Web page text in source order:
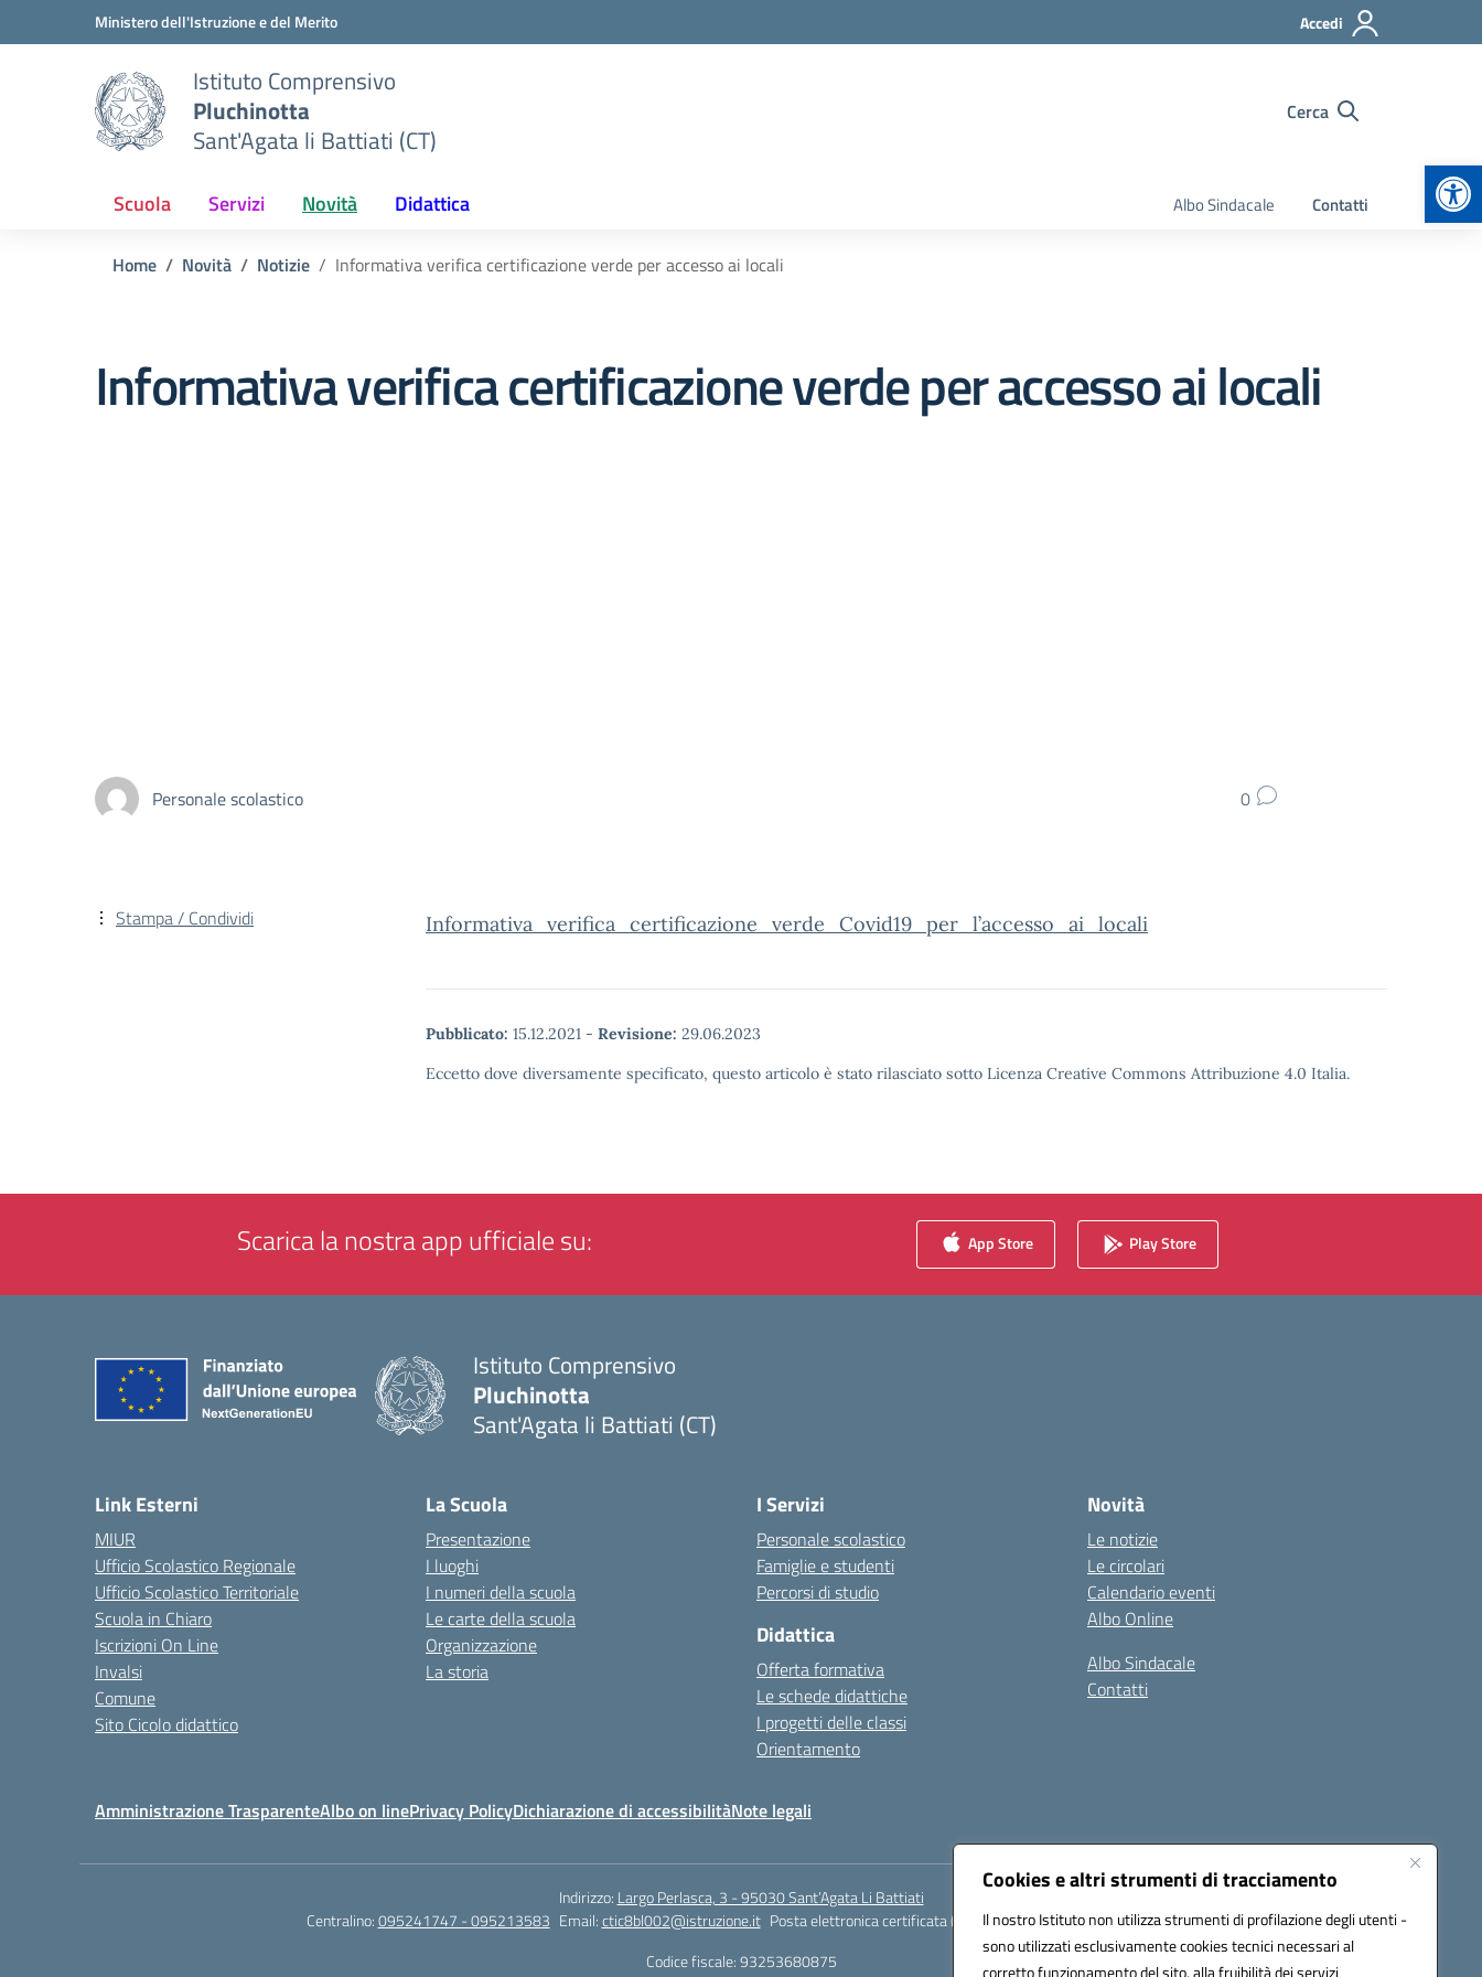
Cookies e altri strumenti di tracciamento
Il nostro Istituto non utilizza strumenti di profilazione degli utenti -
sono utilizzati esclusivamente cookies tecnici necessari al
corretto funzionamento del sito, alla fruibilità dei servizi
Vai ai contenuti
Vai al menu di navigazioneMinistero dell'Istruzione e del Merito Accedi
Istituto Comprensivo
Pluchinotta
Sant'Agata li Battiati (CT)
Cerca
Scuola Servizi Novità Didattica Albo Sindacale Contatti
Home Novità Notizie Informativa verifica certificazione verde per accesso ai locali
Informativa verifica certificazione verde per accesso ai locali
Personale scolastico 0
Informativa_verifica_certificazione_verde_Covid19_per_l’accesso_ai_locali
Pubblicato: 15.12.2021 - Revisione: 29.06.2023
Eccetto dove diversamente specificato, questo articolo è stato rilasciato sotto Licenza Creative Commons Attribuzione 4.0 Italia.
Stampa / Condividi
Scarica la nostra app ufficiale su: App Store Play Store
Istituto Comprensivo
Pluchinotta
Sant'Agata li Battiati (CT)
Link Esterni
MIUR
Ufficio Scolastico Regionale
Ufficio Scolastico Territoriale
Scuola in Chiaro
Iscrizioni On Line
Invalsi
Comune
Sito Cicolo didattico
La Scuola
Presentazione
I luoghi
I numeri della scuola
Le carte della scuola
Organizzazione
La storia
I Servizi
Personale scolastico
Famiglie e studenti
Percorsi di studio
Didattica
Offerta formativa
Le schede didattiche
I progetti delle classi
Orientamento
Novità
Le notizie
Le circolari
Calendario eventi
Albo Online
Albo Sindacale
Contatti
Amministrazione TrasparenteAlbo on linePrivacy PolicyDichiarazione di accessibilitàNote legali
Indirizzo: Largo Perlasca, 3 - 95030 Sant’Agata Li Battiati
Centralino:095241747 - 095213583 Email:ctic8bl002@istruzione.it Posta elettronica certificata (PEC):ctic8bl002@pec.istruzione.it
Codice fiscale: 93253680875